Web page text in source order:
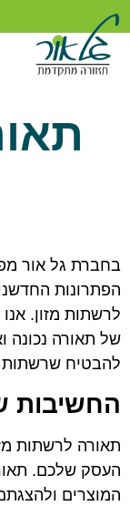
בחברת גל אור
הפתרונות
לרשתות מזון.
של תאורה נכונה
להבטיח שרשתות
החשיבות
תאורה לרשתות
העסק שלכם.
המוצרים